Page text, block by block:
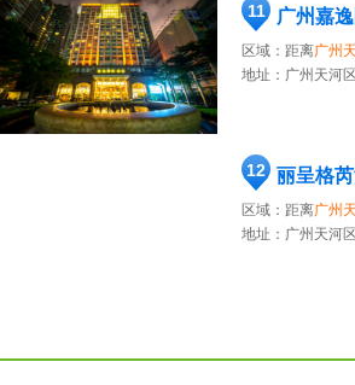
11 广州嘉
区域：距离广州
地址： 广州天河
12 丽呈格
区域：距离广州
地址： 广州天河